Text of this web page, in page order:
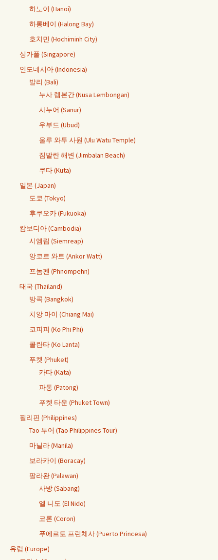
하노이 (Hanoi)
하롱베이 (Halong Bay)
호치민 (Hochiminh City)
싱가폴 (Singapore)
인도네시아 (Indonesia)
발리 (Bali)
누사 렘본간 (Nusa Lembongan)
사누어 (Sanur)
우부드 (Ubud)
울루 와투 사원 (Ulu Watu Temple)
짐발란 해변 (Jimbalan Beach)
쿠타 (Kuta)
일본 (Japan)
도쿄 (Tokyo)
후쿠오카 (Fukuoka)
캄보디아 (Cambodia)
시엠립 (Siemreap)
앙코르 와트 (Ankor Watt)
프놈펜 (Phnompehn)
태국 (Thailand)
방콕 (Bangkok)
치앙 마이 (Chiang Mai)
코피피 (Ko Phi Phi)
콜란타 (Ko Lanta)
푸켓 (Phuket)
카타 (Kata)
파통 (Patong)
푸켓 타운 (Phuket Town)
필리핀 (Philippines)
Tao 투어 (Tao Philippines Tour)
마닐라 (Manila)
보라카이 (Boracay)
팔라완 (Palawan)
사방 (Sabang)
엘 니도 (El Nido)
코론 (Coron)
푸에르토 프린체사 (Puerto Princesa)
유럽 (Europe)